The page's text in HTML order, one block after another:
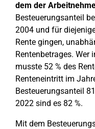
dem der
Besteuerungsanteil
2004 und für
Rente gingen,
Rentenbetrages. Wer
musste 52 % des
Renteneintritt im
Besteuerungsanteil
2022 sind es 82 %.
Mit dem